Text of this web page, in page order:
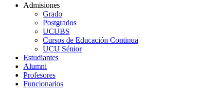
Admisiones
Grado
Postgrados
UCUBS
Cursos de Educación Continua
UCU Sénior
Estudiantes
Alumni
Profesores
Funcionarios